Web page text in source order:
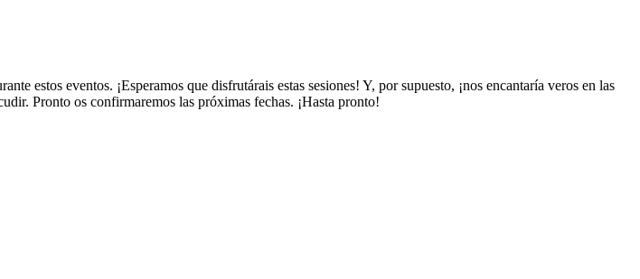
estos eventos. ¡Esperamos que disfrutárais estas sesiones! Y, por supuesto, ¡nos encantaría veros en las
Pronto os confirmaremos las próximas fechas. ¡Hasta pronto!